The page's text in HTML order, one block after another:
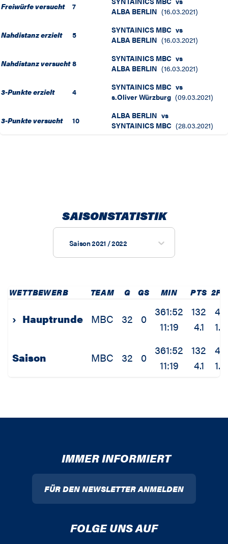
Freiwürfe versucht 7
ALBA BERLIN (16.03.2021)
Nahdistanz erzielt 5 SYNTAINICS MBC vs
ALBA BERLIN (16.03.2021)
Nahdistanz versucht 8 SYNTAINICS MBC vs
ALBA BERLIN (16.03.2021)
3-Punkte erzielt 4 SYNTAINICS MBC vs
s.Oliver Würzburg (09.03.2021)
3-Punkte versucht 10 ALBA BERLIN vs
SYNTAINICS MBC (28.03.2021)
SAISONSTATISTIK
Saison 2021 / 2022
WETTBEWERB TEAM G GS MIN PTS
› Hauptrunde MBC 32 0
361:52
11:19
132
4.1
44
1.4
Saison MBC 32 0
361:52
11:19
132
4.1
44
1.4
IMMER INFORMIERT
FÜR DEN NEWSLETTER ANMELDEN
FOLGE UNS AUF